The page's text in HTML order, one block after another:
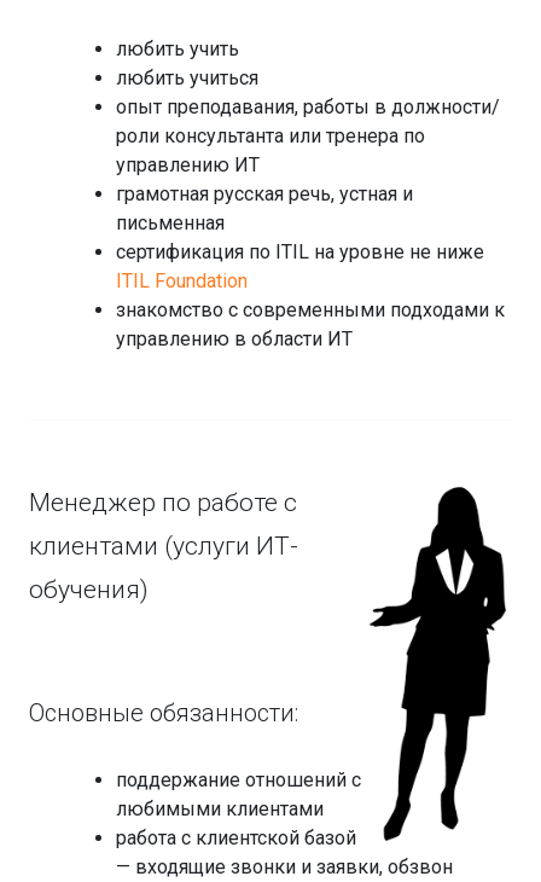
любить учить
любить учиться
опыт преподавания, работы в должности/
роли консультанта или тренера по
управлению ИТ
грамотная русская речь, устная и
письменная
сертификация по ITIL на уровне не ниже
ITIL Foundation
знакомство с современными подходами к
управлению в области ИТ
Менеджер по работе с
клиентами (услуги ИТ-
обучения)
Основные обязанности:
поддержание отношений с
любимыми клиентами
работа с клиентской базой
— входящие звонки и заявки, обзвон